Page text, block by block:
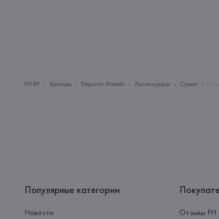
FH.BY Бренды Emporio Armani Аксессуары Сумки
Популярные категории
Новости
Отзывы FH